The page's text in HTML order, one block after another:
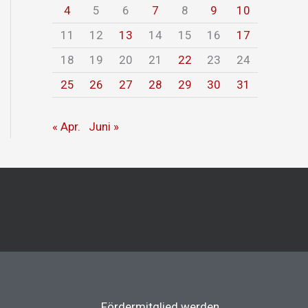
4
5 6 7 8 9
10
11
12 13 14 15 16
17
18
19 20 21 22 23
24
25
26 27 28 29 30 31
« Apr. Juni »